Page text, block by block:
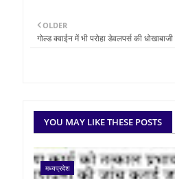
OLDER
गोल्ड क्वाईन में भी परोहा डेवलपर्स की
YOU MAY LIKE THESE POSTS
मध्यप्रदेश